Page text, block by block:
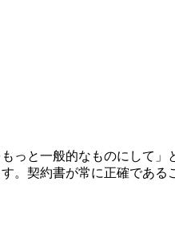
っと一般的なものにして
。契約書が常に正確である